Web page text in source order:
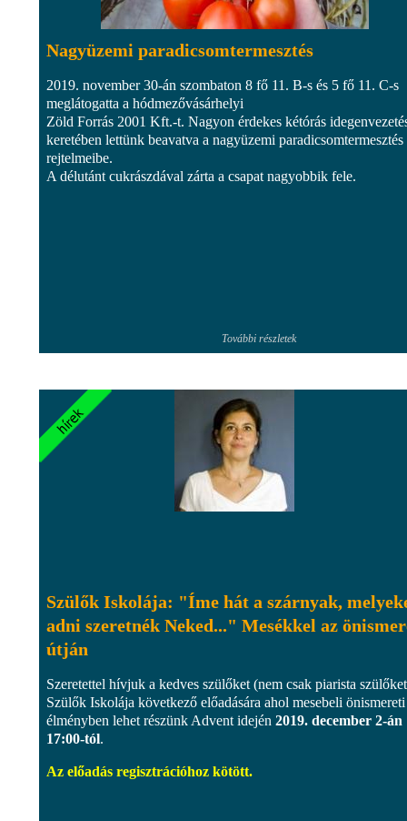
Nagyüzemi paradicsomtermesztés
2019. november 30-án szombaton 8 fő 11. B-s és 5 fő 11. C-s
meglátogatta a hódmezővásárhelyi
Zöld Forrás 2001 Kft.-t. Nagyon érdekes kétórás
keretében lettünk beavatva a nagyüzemi paradicsomtermesztés
rejtelmeibe.
A délutánt cukrászdával zárta a csapat nagyobbik fele.
További részletek
Szülők Iskolája: "Íme hát a szárnyak,
adni szeretnék Neked..." Mesékkel az
útján
Szeretettel hívjuk a kedves szülőket (nem csak piarista
Szülők Iskolája következő előadására ahol mesebeli önismereti
élményben lehet részünk Advent idején 2019. december 2-án
17:00-tól.
Az előadás regisztrációhoz kötött.